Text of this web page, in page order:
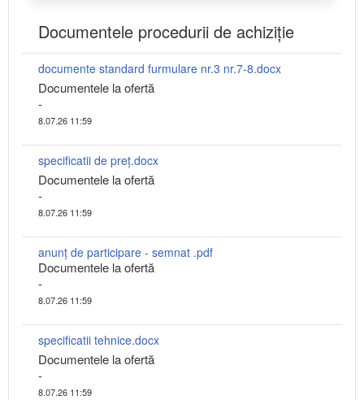
Documentele procedurii de achiziție
documente standard furmulare nr.3 nr.7-8.docx
Documentele la ofertă
-
8.07.26 11:59
specificatii de preț.docx
Documentele la ofertă
-
8.07.26 11:59
anunț de participare - semnat .pdf
Documentele la ofertă
-
8.07.26 11:59
specificatii tehnice.docx
Documentele la ofertă
-
8.07.26 11:59